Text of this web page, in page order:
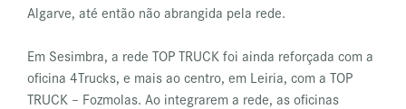
Algarve, até então não abrangida pela rede.
Em Sesimbra, a rede TOP TRUCK foi ainda reforçada com a
oficina 4Trucks, e mais ao centro, em Leiria, com a TOP
TRUCK – Fozmolas. Ao integrarem a rede, as oficinas